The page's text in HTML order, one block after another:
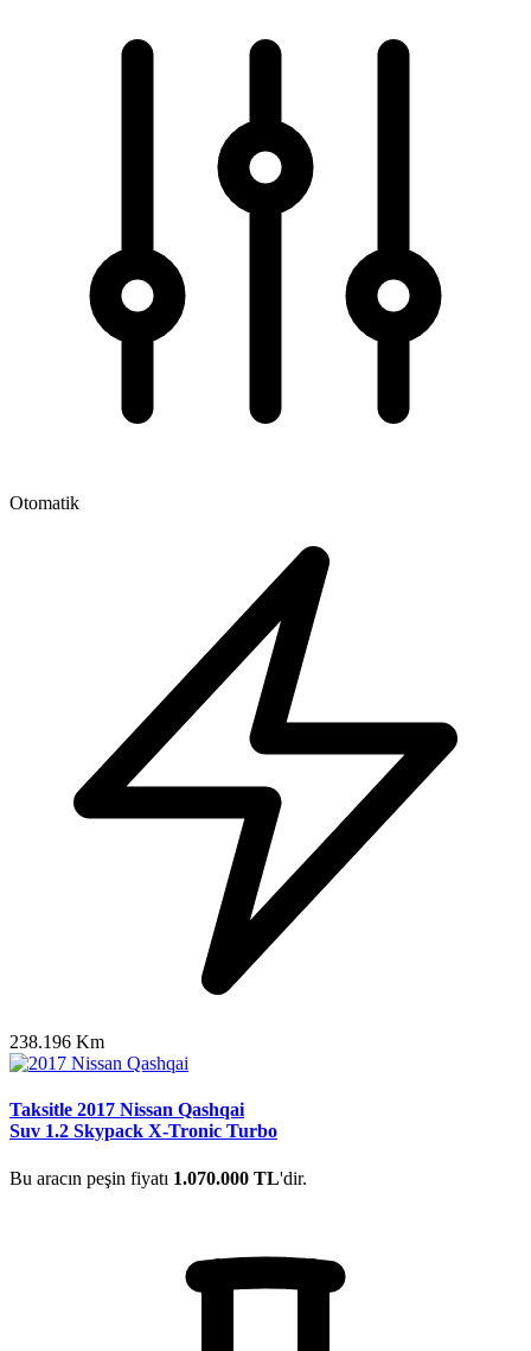
Otomatik
238.196 Km
Taksitle 2017 Nissan Qashqai
Suv 1.2 Skypack X-Tronic Turbo
Bu aracın peşin fiyatı 1.070.000 TL'dir.